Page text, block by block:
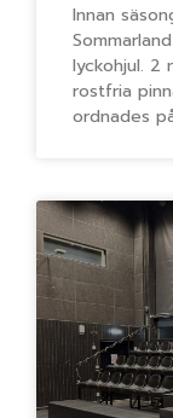
Innan
lyckohjul. 2
rostfria
ordnades